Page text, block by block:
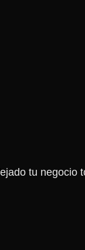
tu negocio